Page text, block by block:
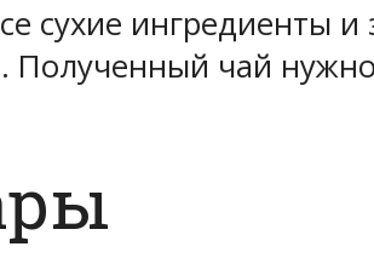
сухие ингредиенты и
Полученный чай